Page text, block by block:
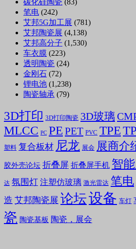
碳化硅陶瓷 (83)
笔电 (242)
艾邦5G加工展 (781)
艾邦陶瓷展 (4,138)
艾邦高分子 (1,530)
车衣膜 (223)
透明陶瓷 (24)
金刚石 (72)
锂电池 (1,238)
陶瓷轴承 (79)
3D打印 3D打印陶瓷 3D玻璃
MLCC PC PE PET PVC TPE
塑料 复合板材 尼龙 展会 展商介
胶外壳论坛 折叠屏 折叠屏手机 智
达 氛围灯 注塑仿玻璃 激光雷达 笔电
造 艾邦陶瓷展 论坛设备 车灯
瓷 陶瓷基板 陶瓷，展会